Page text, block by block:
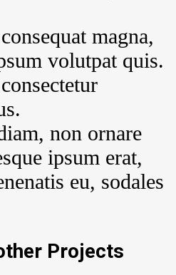
magna,
volutpat quis.
non ornare
ipsum erat,
eu, sodales
Projects